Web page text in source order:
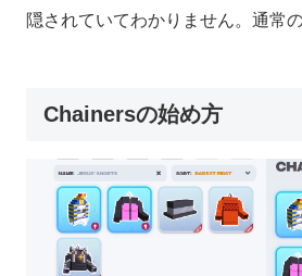
隠されていてわかりません。通常
Chainersの始め方